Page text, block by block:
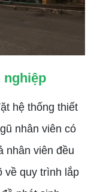
nghiệp
hệ thống thiết
nhân viên có
nhân viên đều
về quy trình lắp